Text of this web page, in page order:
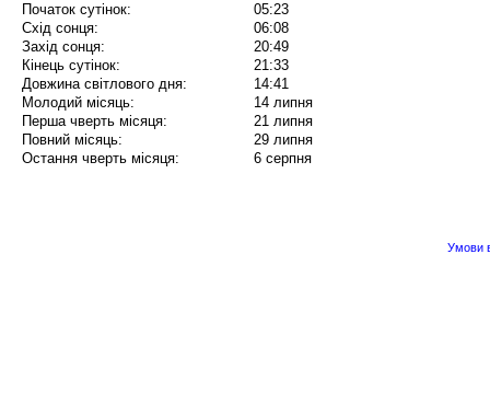
Початок сутінок:
05:23
Схід сонця:
06:08
Захід сонця:
20:49
Кінець сутінок:
21:33
Довжина світлового дня:
14:41
Молодий місяць:
14 липня
Перша чверть місяця:
21 липня
Повний місяць:
29 липня
Остання чверть місяця:
6 серпня
Умови